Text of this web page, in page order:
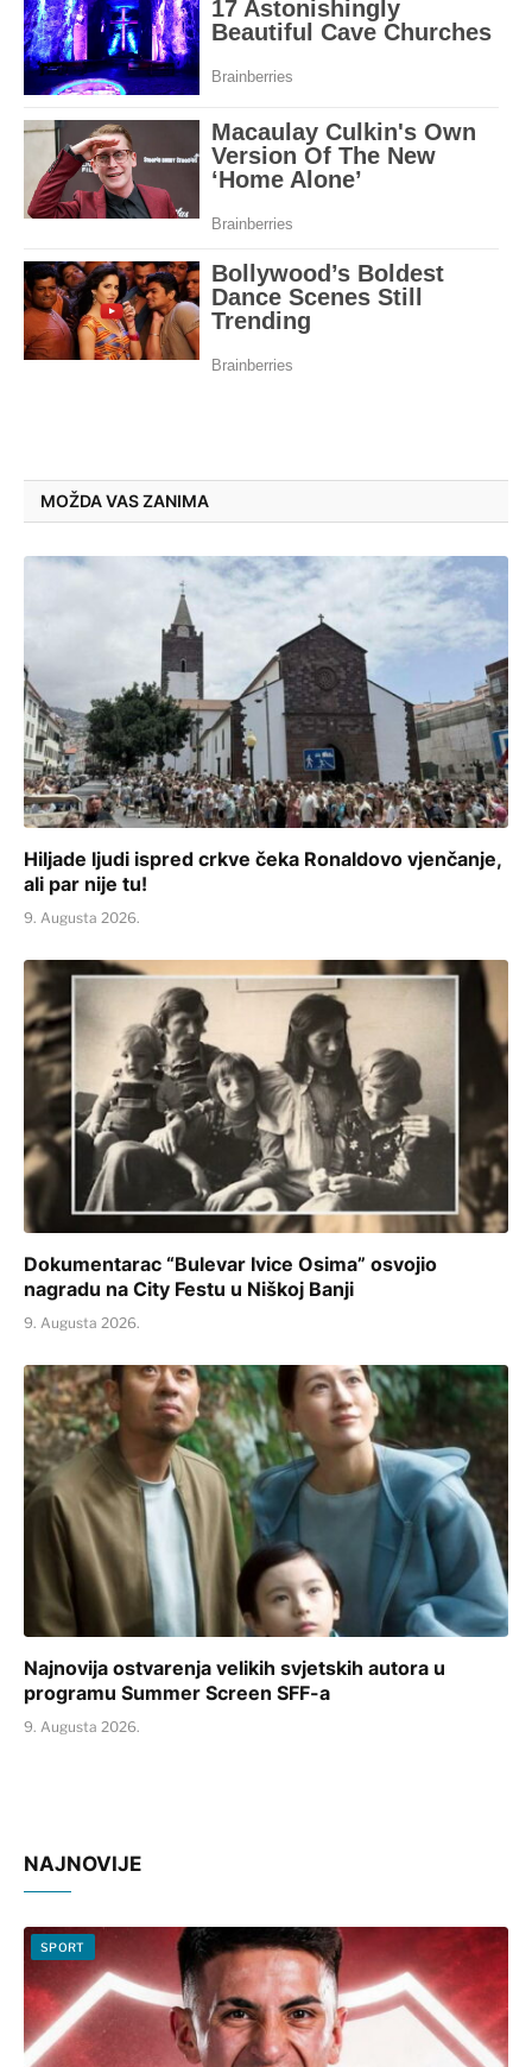
MOŽDA VAS ZANIMA
Hiljade ljudi ispred crkve čeka Ronaldovo vjenčanje,
ali par nije tu!
9. Augusta 2026.
Dokumentarac “Bulevar Ivice Osima” osvojio
nagradu na City Festu u Niškoj Banji
9. Augusta 2026.
Najnovija ostvarenja velikih svjetskih autora u
programu Summer Screen SFF-a
9. Augusta 2026.
NAJNOVIJE
SPORT